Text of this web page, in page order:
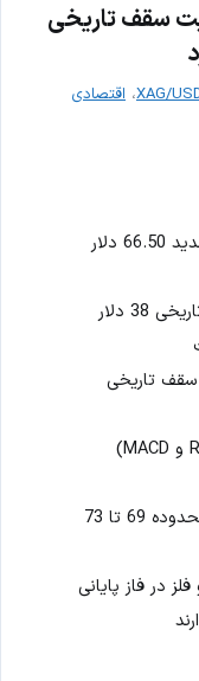
سقف تاریخی
XAG/، اقتصادی
قیمت نقره به سقف تاریخی جدید 66.50 دلار
نقره پس از شکست مقاومت تاریخی 38 دلار
از سقف تاریخی
شاخص‌های مومنتوم نقره (RSI و MACD)
مقاومت مهم بعدی نقره در محدوده 69 تا 73
در فاز پایانی